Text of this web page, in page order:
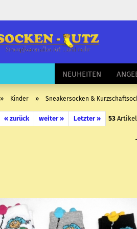
NEUHEITEN
» Kinder » Sneakersocken &
« zurück weiter » Letzter » 53